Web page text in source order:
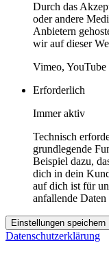
Durch das
oder andere
Anbietern
wir auf dieser
Vimeo, YouTube
Erforderlich
Immer aktiv
Technisch
grundlegende
Beispiel dazu,
dich in dein
auf dich ist für
anfallende
Einstellungen speichern
Datenschutzerklärung